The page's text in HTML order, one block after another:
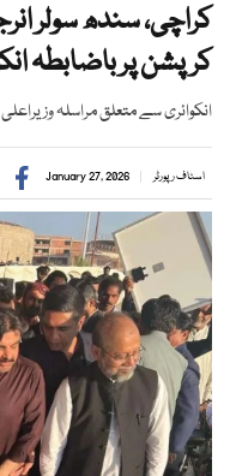
کراچی، سندھ سولر
کرپشن پر باضابطہ
انکوائری سے متعلق مراسلہ
اسٹاف رپورٹر January 27, 2026